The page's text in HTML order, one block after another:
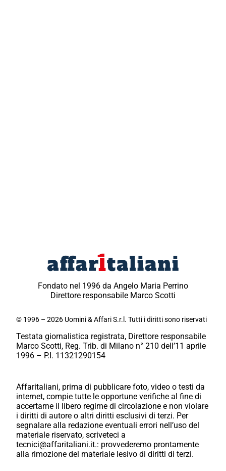
Fondato nel 1996 da Angelo Maria Perrino
Direttore responsabile Marco Scotti
© 1996 – 2026 Uomini & Affari S.r.l. Tutti i diritti sono riservati
Testata giornalistica registrata, Direttore responsabile
Marco Scotti, Reg. Trib. di Milano n° 210 dell’11 aprile
1996 – P.I. 11321290154
Affaritaliani, prima di pubblicare foto, video o testi da
internet, compie tutte le opportune verifiche al fine di
accertarne il libero regime di circolazione e non violare
i diritti di autore o altri diritti esclusivi di terzi. Per
segnalare alla redazione eventuali errori nell’uso del
materiale riservato, scriveteci a
tecnici@affaritaliani.it.: provvederemo prontamente
alla rimozione del materiale lesivo di diritti di terzi.